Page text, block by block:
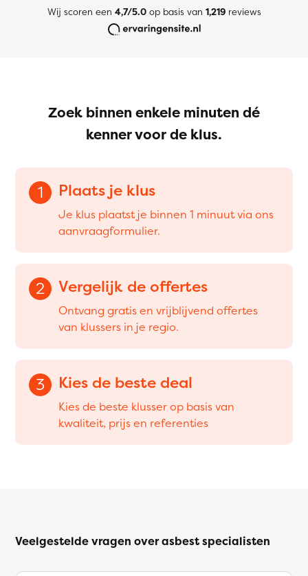
Wij scoren een 4,7/5.0op basis van 1,219reviews
Zoek binnen enkele minuten dé
kenner voor de klus.
1 Plaats je klus
Je klus plaatst je binnen 1 minuut via ons
aanvraagformulier.
2 Vergelijk de offertes
Ontvang gratis en vrijblijvend offertes
van klussers in je regio.
3 Kies de beste deal
Kies de beste klusser op basis van
kwaliteit, prijs en referenties
Veelgestelde vragen over asbest specialisten